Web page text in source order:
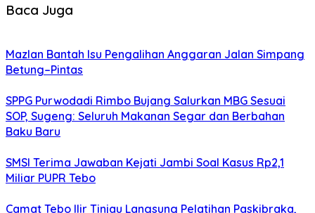
Baca Juga
Mazlan Bantah Isu Pengalihan Anggaran Jalan Simpang
Betung–Pintas
SPPG Purwodadi Rimbo Bujang Salurkan MBG Sesuai
SOP, Sugeng: Seluruh Makanan Segar dan Berbahan
Baku Baru
SMSI Terima Jawaban Kejati Jambi Soal Kasus Rp2,1
Miliar PUPR Tebo
Camat Tebo Ilir Tinjau Langsung Pelatihan Paskibraka,